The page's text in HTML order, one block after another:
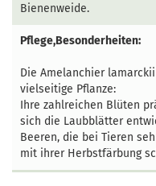
Bienenweide.
Pflege,Besonderheiten:
Die Amelanchier
vielseitige Pflanze:
Ihre zahlreichen Blüten
sich die Laubblätter
Beeren, die bei Tieren
mit ihrer Herbstfärbung